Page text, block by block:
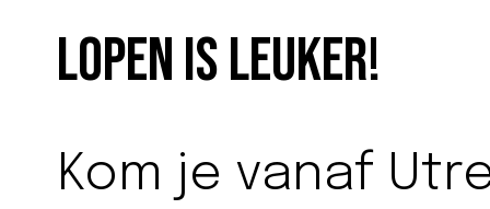
Lopen is leuker!
Kom je vanaf